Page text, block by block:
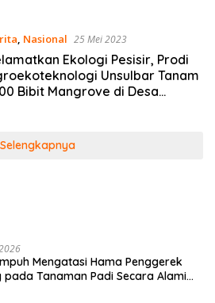
, Nasional 25 Mei 2023
Ekologi Pesisir, Prodi
Unsulbar Tanam
Bibit Mangrove di Desa
Selengkapnya
Mengatasi Hama Penggerek
pada Tanaman Padi Secara Alami